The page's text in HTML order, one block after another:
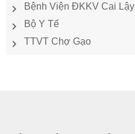
Bệnh Viện ĐKKV Cai Lậy
Bộ Y Tế
TTVT Chợ Gạo